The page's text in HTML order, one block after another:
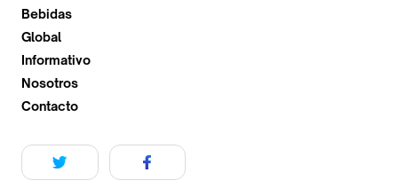
Bebidas
Global
Informativo
Nosotros
Contacto